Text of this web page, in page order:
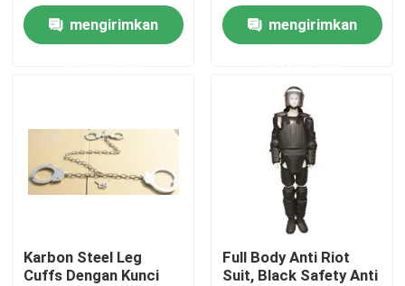
Kontrol Kualitas
Minta Kutipan
Rompi anti peluru taktis militer
mengirimkan mengirimkan
Karbon Steel Leg
Cuffs Dengan Kunci
Full Body Anti Riot
Suit, Black Safety Anti